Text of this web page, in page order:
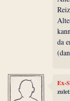
da
Ex-